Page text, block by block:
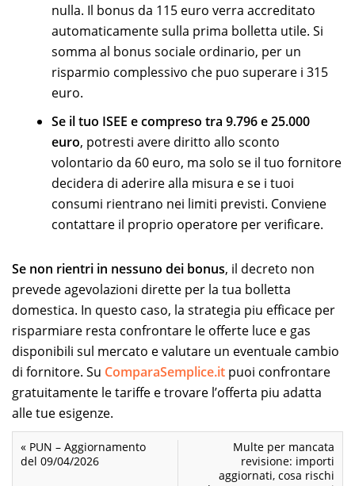
nulla. Il bonus da 115 euro verra accreditato
automaticamente sulla prima bolletta utile. Si
somma al bonus sociale ordinario, per un
risparmio complessivo che puo superare i 315
euro.
Se il tuo ISEE e compreso tra 9.796 e 25.000
euro, potresti avere diritto allo sconto
volontario da 60 euro, ma solo se il tuo fornitore
decidera di aderire alla misura e se i tuoi
consumi rientrano nei limiti previsti. Conviene
contattare il proprio operatore per verificare.
Se non rientri in nessuno dei bonus, il decreto non
prevede agevolazioni dirette per la tua bolletta
domestica. In questo caso, la strategia piu efficace per
risparmiare resta confrontare le offerte luce e gas
disponibili sul mercato e valutare un eventuale cambio
di fornitore. Su ComparaSemplice.it puoi confrontare
gratuitamente le tariffe e trovare l’offerta piu adatta
alle tue esigenze.
« PUN – Aggiornamento
del 09/04/2026
Multe per mancata
revisione: importi
aggiornati, cosa rischi